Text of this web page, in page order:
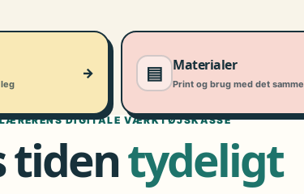
→ ▤ Materialer
Print og brug med det samme
DIGITALE VÆRKTØJSKASSE
tidentydeligt